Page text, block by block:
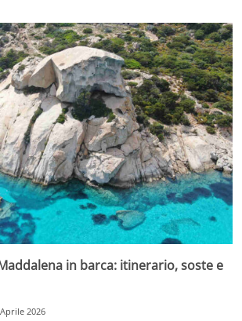
in barca: itinerario, soste e
2026